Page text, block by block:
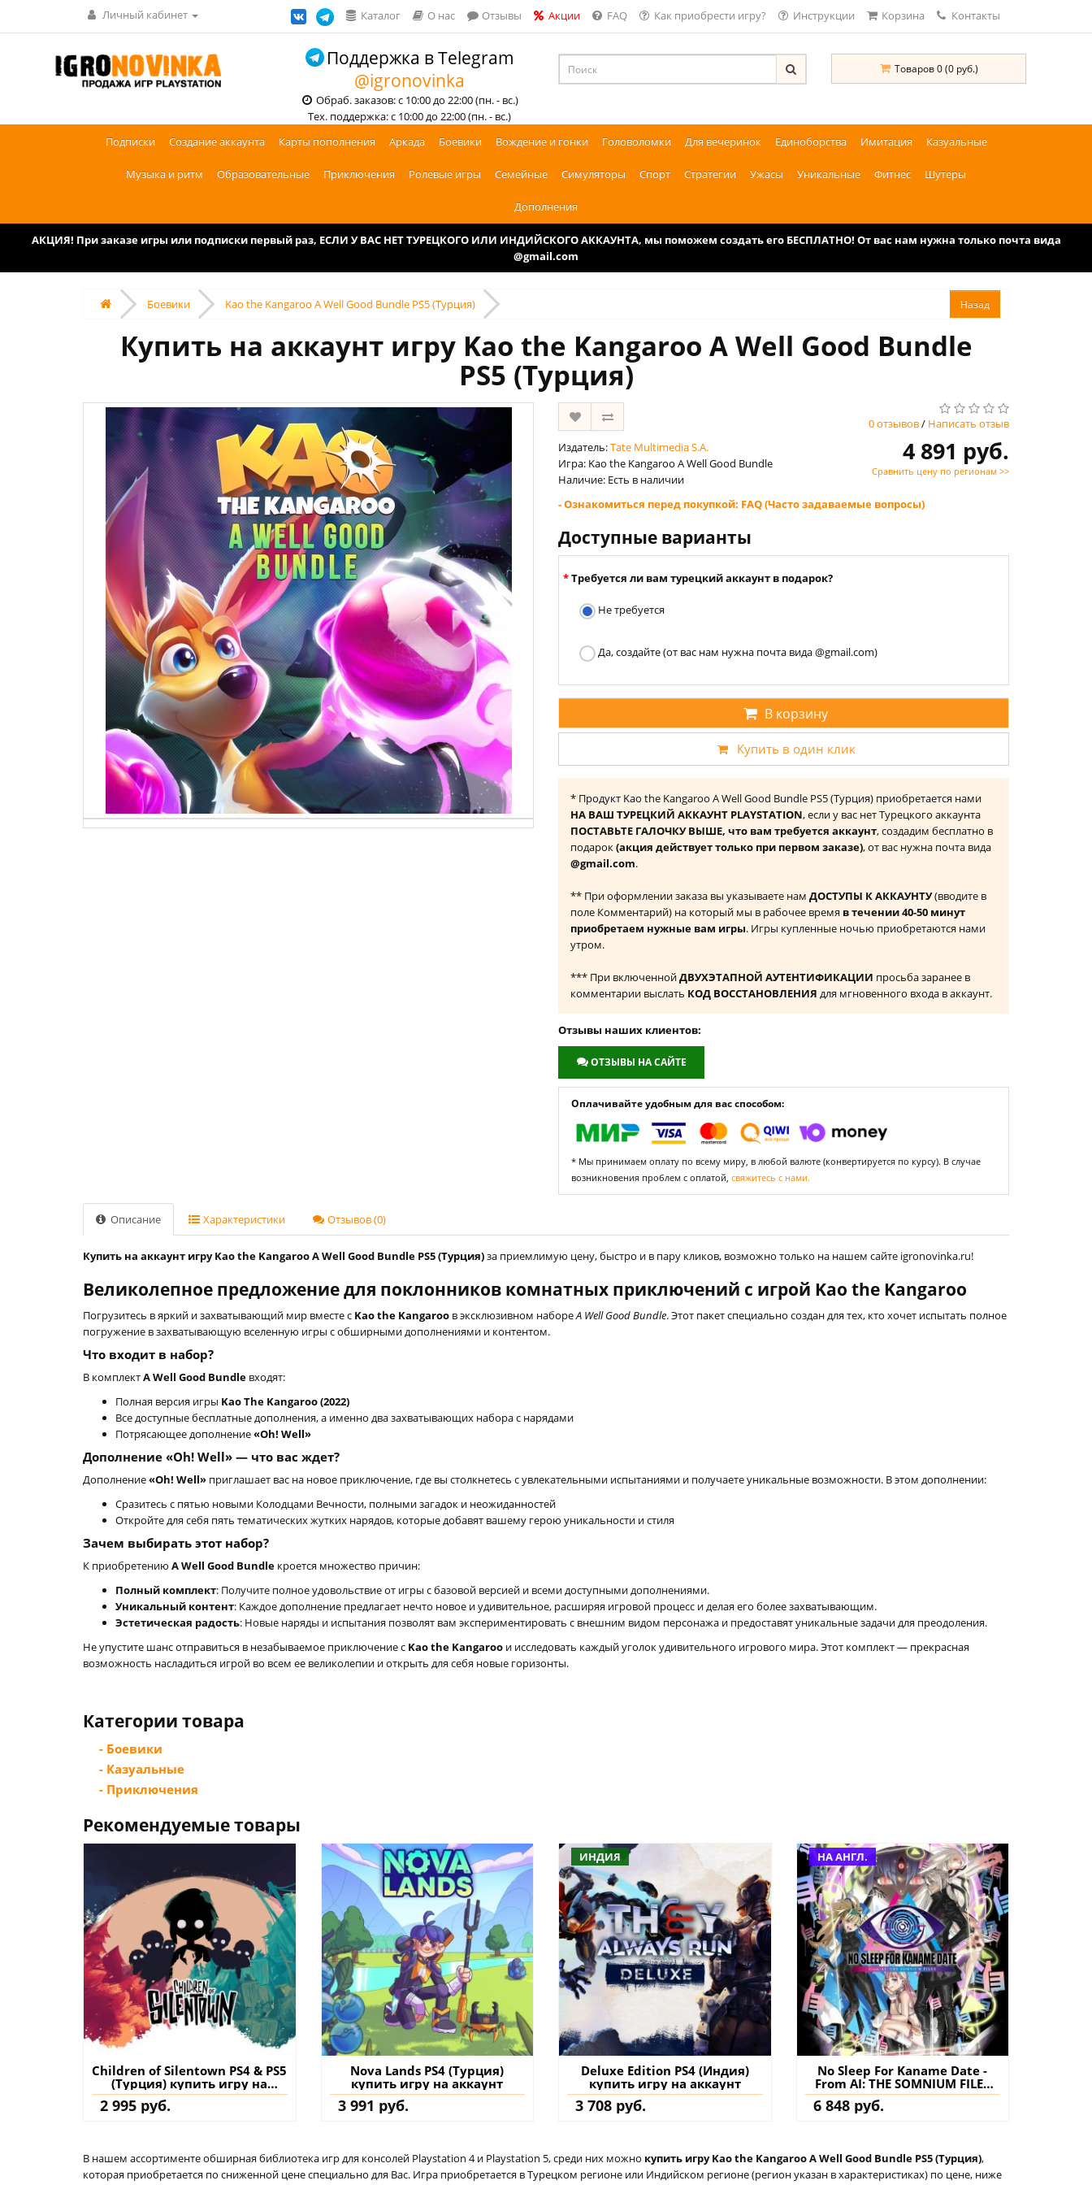
Личный кабинет Каталог О нас Отзывы Акции FAQ Как приобрести игру? Инструкции Корзина Контакты
Поддержка в Telegram
@igronovinka
Обраб. заказов: с 10:00 до 22:00 (пн. - вс.)
Тех. поддержка: с 10:00 до 22:00 (пн. - вс.)
Товаров 0 (0 руб.)
Подписки Создание аккаунта Карты пополнения Аркада Боевики Вождение и гонки Головоломки Для вечеринок Единоборства Имитация Казуальные
Музыка и ритм Образовательные Приключения Ролевые игры Семейные Симуляторы Спорт Стратегии Ужасы Уникальные Фитнес Шутеры
Дополнения
АКЦИЯ! При заказе игры или подписки первый раз, ЕСЛИ У ВАС НЕТ ТУРЕЦКОГО ИЛИ ИНДИЙСКОГО АККАУНТА, мы поможем создать его БЕСПЛАТНО! От вас нам нужна только почта вида
@gmail.com
Боевики Kao the Kangaroo A Well Good Bundle PS5 (Турция)
Купить на аккаунт игру Kao the Kangaroo A Well Good Bundle
PS5 (Турция)
0 отзывов/ Написать отзыв
Издатель:Tate Multimedia S.A.
Игра: Kao the Kangaroo A Well Good Bundle
Наличие: Есть в наличии
4 891 руб.
Сравнить цену по регионам >>
- Ознакомиться перед покупкой: FAQ (Часто задаваемые вопросы)
Доступные варианты
Требуется ли вам турецкий аккаунт в подарок?
Не требуется
Да, создайте (от вас нам нужна почта вида @gmail.com)
В корзину
Купить в один клик
* Продукт Kao the Kangaroo A Well Good Bundle PS5 (Турция) приобретается нами
НА ВАШ ТУРЕЦКИЙ АККАУНТ PLAYSTATION, если у вас нет Турецкого аккаунта
ПОСТАВЬТЕ ГАЛОЧКУ ВЫШЕ, что вам требуется аккаунт, создадим бесплатно в
подарок(акция действует только при первом заказе), от вас нужна почта вида
@gmail.com.
** При оформлении заказа вы указываете нам ДОСТУПЫ К АККАУНТУ(вводите в
поле Комментарий) на который мы в рабочее время в течении 40-50 минут
приобретаем нужные вам игры. Игры купленные ночью приобретаются нами
утром.
*** При включеннойДВУХЭТАПНОЙ АУТЕНТИФИКАЦИИ просьба заранее в
комментарии выслать КОД ВОССТАНОВЛЕНИЯ для мгновенного входа в аккаунт.
Отзывы наших клиентов:
ОТЗЫВЫ НА САЙТЕ
Оплачивайте удобным для вас способом:
* Мы принимаем оплату по всему миру, в любой валюте (конвертируется по курсу). В случае
возникновения проблем с оплатой, свяжитесь с нами.
Описание Характеристики Отзывов (0)
Купить на аккаунт игру Kao the Kangaroo A Well Good Bundle PS5 (Турция)за приемлимую цену, быстро и в пару кликов, возможно только на нашем сайте igronovinka.ru!
Великолепное предложение для поклонников комнатных приключений с игрой Kao the Kangaroo
Погрузитесь в яркий и захватывающий мир вместе с Kao the Kangaroo в эксклюзивном набореA Well Good Bundle. Этот пакет специально создан для тех, кто хочет испытать полное
погружение в захватывающую вселенную игры с обширными дополнениями и контентом.
Что входит в набор?
В комплектA Well Good Bundle входят:
Полная версия игры Kao The Kangaroo (2022)
Все доступные бесплатные дополнения, а именно два захватывающих набора с нарядами
Потрясающее дополнение«Oh! Well»
Дополнение «Oh! Well» — что вас ждет?
Дополнение«Oh! Well» приглашает вас на новое приключение, где вы столкнетесь с увлекательными испытаниями и получаете уникальные возможности. В этом дополнении:
Сразитесь с пятью новыми Колодцами Вечности, полными загадок и неожиданностей
Откройте для себя пять тематических жутких нарядов, которые добавят вашему герою уникальности и стиля
Зачем выбирать этот набор?
К приобретению A Well Good Bundle кроется множество причин:
Полный комплект: Получите полное удовольствие от игры с базовой версией и всеми доступными дополнениями.
Уникальный контент: Каждое дополнение предлагает нечто новое и удивительное, расширяя игровой процесс и делая его более захватывающим.
Эстетическая радость: Новые наряды и испытания позволят вам экспериментировать с внешним видом персонажа и предоставят уникальные задачи для преодоления.
Не упустите шанс отправиться в незабываемое приключение с Kao the Kangaroo и исследовать каждый уголок удивительного игрового мира. Этот комплект — прекрасная
возможность насладиться игрой во всем ее великолепии и открыть для себя новые горизонты.
Категории товара
- Боевики
- Казуальные
- Приключения
Рекомендуемые товары
Children of Silentown PS4 & PS5
(Турция) купить игру на
аккаунт
2 995 руб.
Nova Lands PS4 (Турция)
купить игру на аккаунт
3 991 руб.
ИНДИЯ
Deluxe Edition PS4 (Индия)
купить игру на аккаунт
3 708 руб.
НА АНГЛ.
No Sleep For Kaname Date -
From AI: THE SOMNIUM FILES
PS4 & PS5 (Турция) купить
6 848 руб.
В нашем ассортименте обширная библиотека игр для консолей Playstation 4 и Playstation 5, среди них можно купить игру Kao the Kangaroo A Well Good Bundle PS5 (Турция),
которая приобретается по сниженной цене специально для Вас. Игра приобретается в Турецком регионе или Индийском регионе (регион указан в характеристиках) по цене, ниже